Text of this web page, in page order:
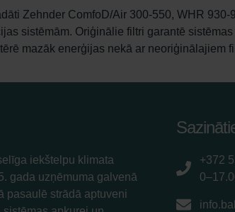
Zehnder ComfoD/Air 300-550, WHR
sistēmām. Oriģinālie filtri garantē
mazāk enerģijas nekā ar neoriģinālajiem
iekštelpu klimata
gada uzņēmuma galvenā
pasaulē strādā aptuveni
+372